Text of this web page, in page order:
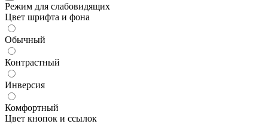
Режим для слабовидящих
Цвет шрифта и фона
Обычный
Контрастный
Инверсия
Комфортный
Цвет кнопок и ссылок